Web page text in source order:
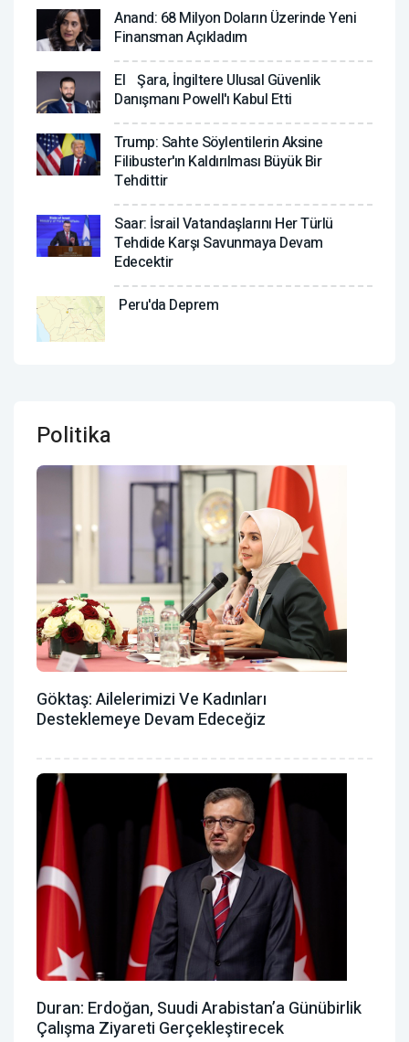
Anand: 68 Milyon Doların Üzerinde Yeni
Finansman Açıkladım
El Şara, İngiltere Ulusal Güvenlik
Danışmanı Powell'ı Kabul Etti
Trump: Sahte Söylentilerin Aksine
Filibuster'ın Kaldırılması Büyük Bir
Tehdittir
Saar: İsrail Vatandaşlarını Her Türlü
Tehdide Karşı Savunmaya Devam
Edecektir
Peru'da Deprem
Politika
Göktaş: Ailelerimizi Ve Kadınları
Desteklemeye Devam Edeceğiz
Duran: Erdoğan, Suudi Arabistan’a Günübirlik
Çalışma Ziyareti Gerçekleştirecek